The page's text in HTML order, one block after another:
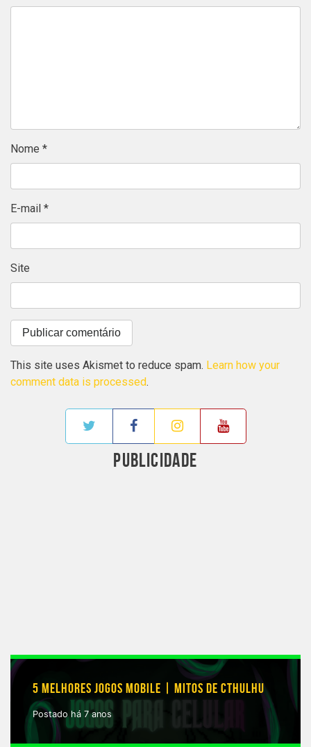
Nome *
E-mail *
Site
This site uses Akismet to reduce spam. Learn how your
comment data is processed.
PUBLICIDADE
5 MELHORES JOGOS MOBILE | MITOS DE CTHULHU
Postado há 7 anos